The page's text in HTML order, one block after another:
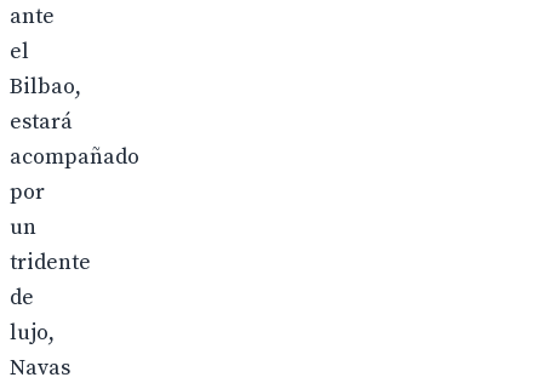
ante
el
Bilbao,
estará
acompañado
por
un
tridente
de
lujo,
Navas